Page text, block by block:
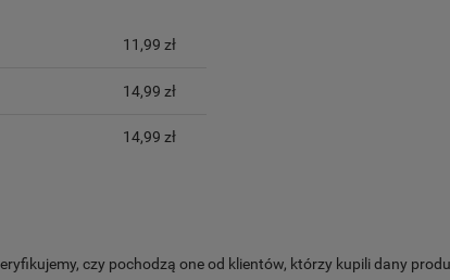
11,99 zł
14,99 zł
14,99 zł
czy pochodzą one od klientów, którzy kupili dany